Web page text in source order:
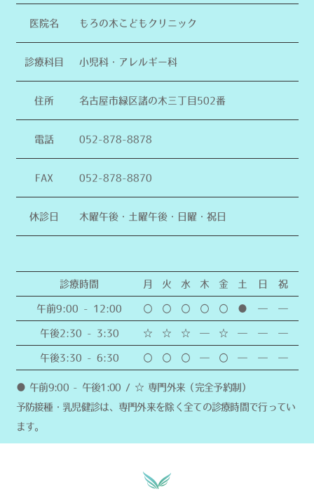
医院名 もろの木こどもクリニック
診療科目 小児科・アレルギー科
住所 名古屋市緑区諸の木三丁目502番
電話 052-878-8878
FAX 052-878-8870
休診日 木曜午後・土曜午後・日曜・祝日
診療時間 月 火 水 木 金 土 日 祝
午前9:00 - 12:00 〇 〇 〇 〇 〇 ● ― ―
午後2:30 - 3:30 ☆ ☆ ☆ ― ☆ ― ― ―
午後3:30 - 6:30 〇 〇 〇 ― 〇 ― ― ―
● 午前9:00 - 午後1:00 / ☆ 専門外来（完全予約制）
予防接種・乳児健診は、専門外来を除く全ての診療時間で行ってい
ます。